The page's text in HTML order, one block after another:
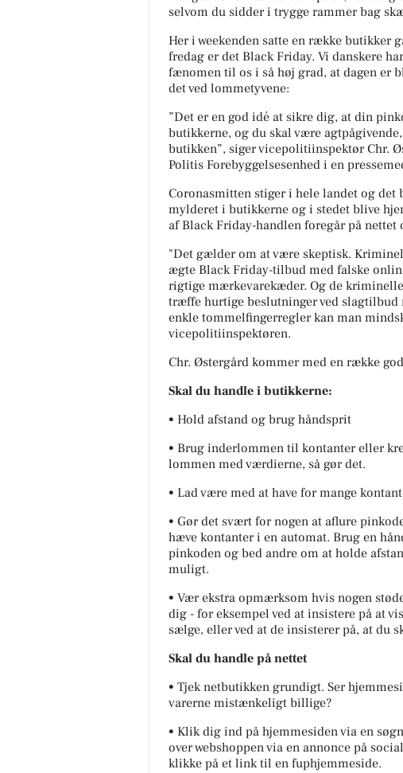
selvom du sidder i trygge rammer bag
Her i weekenden satte en række butikker
fredag er det Black Friday. Vi danskere
fænomen til os i så høj grad, at dagen er
det ved lommetyvene:
”Det er en god idé at sikre dig, at din
butikkerne, og du skal være
butikken”, siger vicepolitiinspektør Chr.
Politis Forebyggelsesenhed i en
Coronasmitten stiger i hele landet og det
mylderet i butikkerne og i stedet blive
af Black Friday-handlen foregår på
"Det gælder om at være skeptisk.
ægte Black Friday-tilbud med falske
rigtige mærkevarekæder. Og de
træffe hurtige beslutninger ved slagtilbud
enkle tommelfingerregler kan man
vicepolitiinspektøren.
Chr. Østergård kommer med en række
Skal du handle i butikkerne:
• Hold afstand og brug håndsprit
• Brug inderlommen til kontanter eller
lommen med værdierne, så gør det.
• Lad være med at have for mange
• Gør det svært for nogen at aflure
hæve kontanter i en automat. Brug en
pinkoden og bed andre om at holde
muligt.
• Vær ekstra opmærksom hvis nogen
dig - for eksempel ved at insistere på at
sælge, eller ved at de insisterer på, at du
Skal du handle på nettet
• Tjek netbutikken grundigt. Ser
varerne mistænkeligt billige?
• Klik dig ind på hjemmesiden via en
over webshoppen via en annonce på
klikke på et link til en fuphjemmeside.